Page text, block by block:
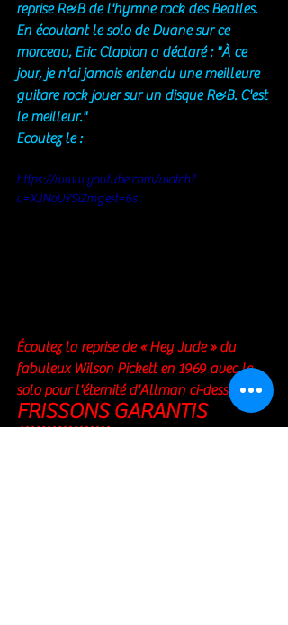
reprise R&B de l'hymne rock des Beatles.
En écoutant le solo de Duane sur ce
morceau, Eric Clapton a déclaré : "À ce
jour, je n'ai jamais entendu une meilleure
guitare rock jouer sur un disque R&B. C'est
le meilleur."
Ecoutez le :
https://www.youtube.com/watch?
v=XJNoUYSiZmg&t=6s
Écoutez la reprise de « Hey Jude » du
fabuleux Wilson Pickett en 1969 avec le
solo pour l'éternité d'Allman ci-dessous
FRISSONS GARANTIS
!!!!!!!!!!!!!!!!!